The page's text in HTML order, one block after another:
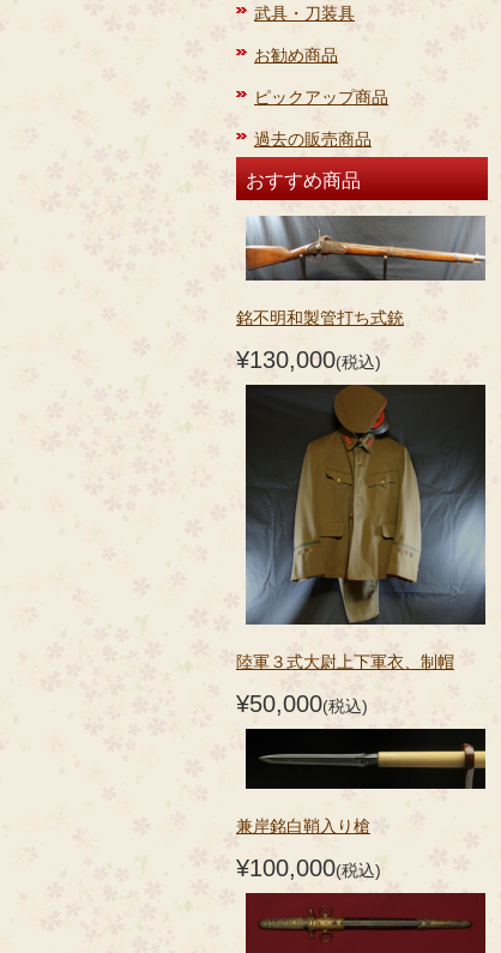
武具・刀装具
お勧め商品
ピックアップ商品
過去の販売商品
おすすめ商品
銘不明和製管打ち式銃
¥130,000(税込)
陸軍３式大尉上下軍衣、制帽
¥50,000(税込)
兼岸銘白鞘入り槍
¥100,000(税込)